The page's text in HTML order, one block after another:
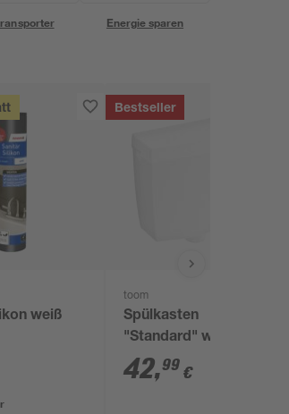
Energie sparen
weiß
Bestseller
toom
Spülkasten
"Standard" weiß
42,99 €